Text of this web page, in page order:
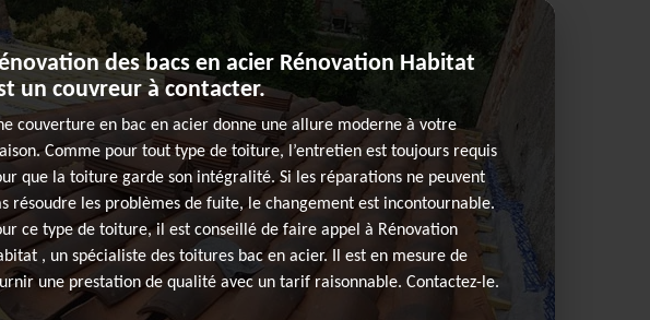
des bacs en acier Rénovation Habitat
un couvreur à contacter.
couverture en bac en acier donne une allure moderne à votre
Comme pour tout type de toiture, l’entretien est toujours requis
que la toiture garde son intégralité. Si les réparations ne peuvent
résoudre les problèmes de fuite, le changement est incontournable.
ce type de toiture, il est conseillé de faire appel à Rénovation
, un spécialiste des toitures bac en acier. Il est en mesure de
une prestation de qualité avec un tarif raisonnable. Contactez-le.